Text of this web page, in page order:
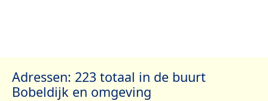
Adressen: 223 totaal in de buurt
Bobeldijk en omgeving